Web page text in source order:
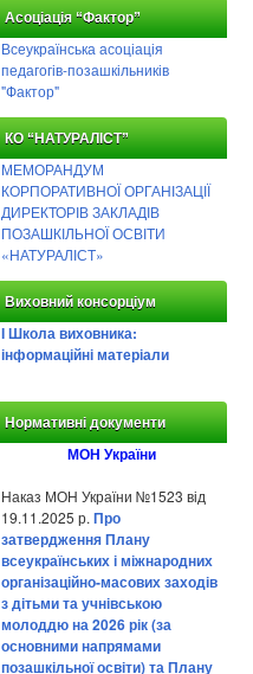
Асоціація “Фактор”
Всеукраїнська асоціація
педагогів-позашкільників
"Фактор"
КО “НАТУРАЛІСТ”
МЕМОРАНДУМ
КОРПОРАТИВНОЇ ОРГАНІЗАЦІЇ
ДИРЕКТОРІВ ЗАКЛАДІВ
ПОЗАШКІЛЬНОЇ ОСВІТИ
«НАТУРАЛІСТ»
Виховний консорціум
І Школа виховника:
інформаційні матеріали
Нормативні документи
МОН України
Наказ МОН України №1523 від
19.11.2025 р. Про
затвердження Плану
всеукраїнських і міжнародних
організаційно-масових заходів
з дітьми та учнівською
молоддю на 2026 рік (за
основними напрямами
позашкільної освіти) та Плану